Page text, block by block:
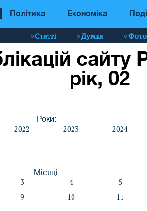
Політика Економіка
Статті Думка Фото
сайту
рік, 02
Роки:
2022 2023 2024
Місяці:
3 4 5
9 10 11